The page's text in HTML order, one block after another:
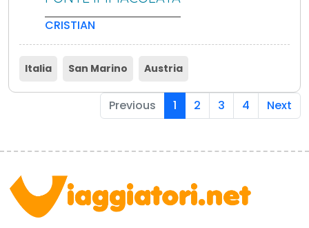
CRISTIAN
Italia San Marino Austria
Previous 1 2 3 4 Next